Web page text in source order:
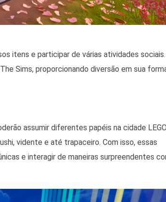
itens e participar de várias atividades sociais.
Sims, proporcionando diversão em sua
assumir diferentes papéis na cidade
vidente e até trapaceiro. Com isso, essas
e interagir de maneiras surpreendentes